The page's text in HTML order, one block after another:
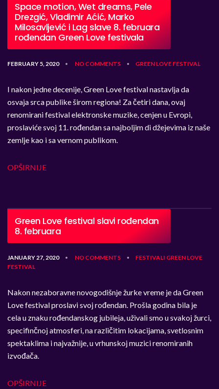
Space motion, Wet dreams, Pele
Drezgić, Vladimir Aćić, Marko
Milosavljević i Lag slave 8. februara
rođendan Green Love festivala
FEBRUARY 5, 2020 • NO COMMENTS • GREEN LOVE FESTIVAL
I nakon jedne decenije, Green Love festival nastavlja da
osvaja srca publike širom regiona! Za četiri dana, ovaj
renomirani festival elektronske muzike, cenjen u Evropi,
proslaviće svoj 11. rođendan sa najboljim di džejevima iz naše
zemlje kao i sa vernom publikom.
OPŠIRNIJE
Green Love festival slavi rođendan
8. februara
JANUARY 27, 2020 • NO COMMENTS • FESTIVALI GREEN LOVE
FESTIVAL
Nakon nezaboravne novogodišnje žurke vreme je da Green
Love festival proslavi svoj rođendan. Prošla godina bila je
cela u znaku rođendanskog jubileja, uživali smo u svakoj žurci,
specifinčnoj atmosferi, na različitim lokacijama, svetlosnim
spektaklima i najvažnije, u vrhunskoj muzici renomiranih
izvođača.
OPŠIRNIJE